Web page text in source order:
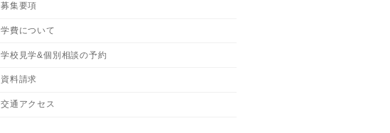
募集要項
学費について
学校見学&個別相談の予約
資料請求
交通アクセス